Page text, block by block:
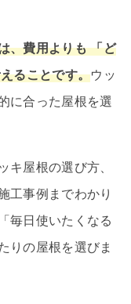
、費用よりも 「ど
ることです。ウッ
に合った屋根を選
キ屋根の選び方、
工事例までわかり
毎日使いたくなる
りの屋根を選びま